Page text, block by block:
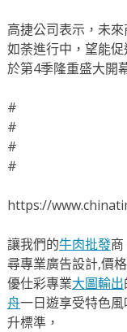
高捷公司表示，未
如荼進行中，望能
於第4季隆重盛大開
#
#
#
#
https://
讓我們的牛肉批發商
尋專業廣告設計,價
優仕彩專業大圖輸出
舟一日遊享受特色
升標準，